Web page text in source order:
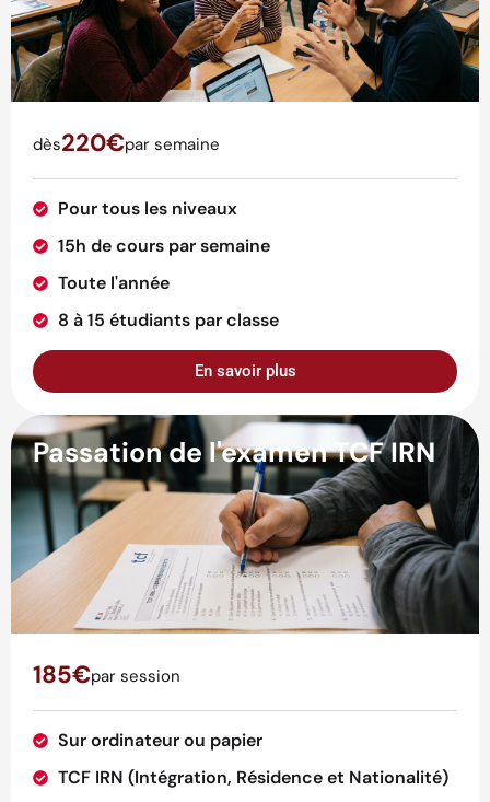
dès220€par semaine
Pour tous les niveaux
15h de cours par semaine
Toute l'année
8 à 15 étudiants par classe
En savoir plus
Passation de l'examen TCF IRN
185€par session
Sur ordinateur ou papier
TCF IRN (Intégration, Résidence et Nationalité)